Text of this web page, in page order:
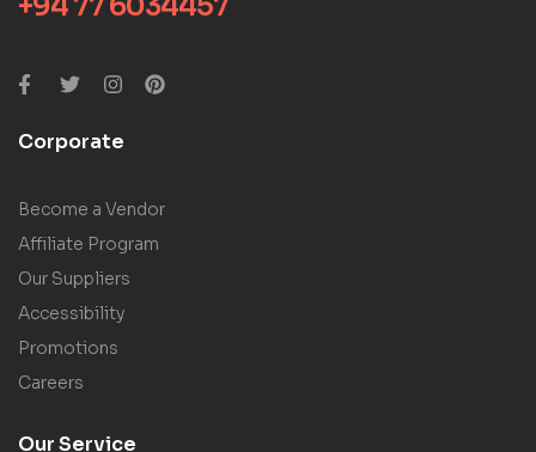
Corporate
Become a Vendor
Affiliate Program
Our Suppliers
Accessibility
Promotions
Careers
Our Service